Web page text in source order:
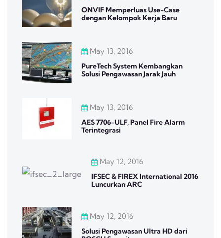
ONVIF Memperluas Use-Case
dengan Kelompok Kerja Baru
May 13, 2016
PureTech System Kembangkan
Solusi Pengawasan Jarak Jauh
May 13, 2016
AES 7706-ULF, Panel Fire Alarm
Terintegrasi
May 12, 2016
IFSEC & FIREX International 2016
Luncurkan ARC
May 12, 2016
Solusi Pengawasan Ultra HD dari